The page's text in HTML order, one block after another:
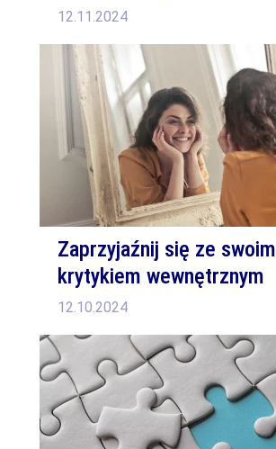
12.11.2024
Zaprzyjaźnij się ze swoim
krytykiem wewnętrznym
12.10.2024